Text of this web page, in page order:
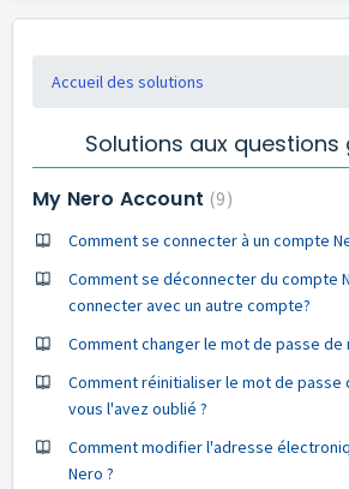
Accueil des solutions
Solutions aux questions
My Nero Account 9
Comment se connecter à un compte
Comment se déconnecter du compte
connecter avec un autre compte?
Comment changer le mot de passe de
Comment réinitialiser le mot de passe
vous l'avez oublié ?
Comment modifier l'adresse
Nero ?